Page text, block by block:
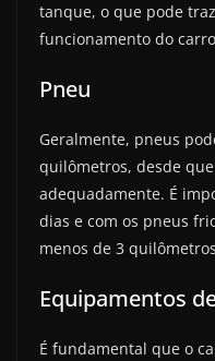
tanque, o que pode
funcionamento do
Pneu
Geralmente, pneus
quilômetros, desde
adequadamente. É
dias e com os pneus
menos de 3
Equipamentos
É fundamental que o